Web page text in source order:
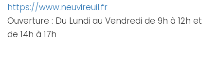
https://www.neuvireuil.fr
Ouverture : Du Lundi au Vendredi de 9h à 12h et
de 14h à 17h